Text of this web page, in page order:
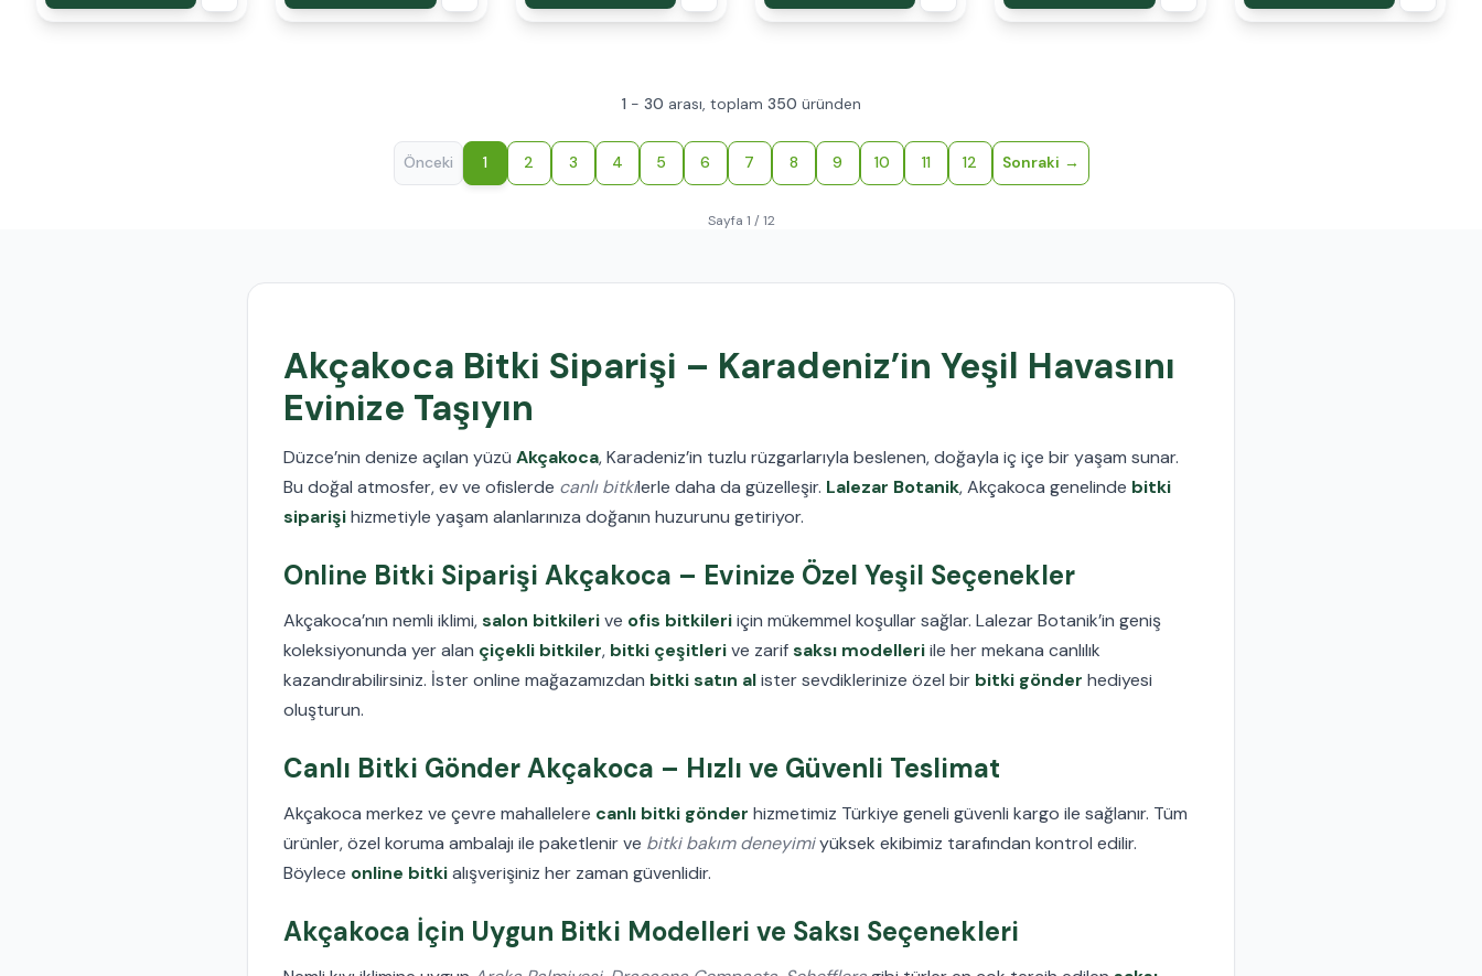
1 - 30 arası, toplam 350 üründen
Önceki 1 2 3 4 5 6 7 8 9 10 11 12 Sonraki
Sayfa 1 / 12
Akçakoca Bitki Siparişi – Karadeniz’in Yeşil Havasını
Evinize Taşıyın
Düzce’nin denize açılan yüzü Akçakoca, Karadeniz’in tuzlu rüzgarlarıyla beslenen, doğayla iç içe bir yaşam sunar.
Bu doğal atmosfer, ev ve ofislerde canlı bitkilerle daha da güzelleşir. Lalezar Botanik, Akçakoca genelinde bitki
siparişihizmetiyle yaşam alanlarınıza doğanın huzurunu getiriyor.
Online Bitki Siparişi Akçakoca – Evinize Özel Yeşil Seçenekler
Akçakoca’nın nemli iklimi,salon bitkilerive ofis bitkileriiçin mükemmel koşullar sağlar. Lalezar Botanik’in geniş
koleksiyonunda yer alan çiçekli bitkiler, bitki çeşitlerive zarifsaksı modelleriile her mekana canlılık
kazandırabilirsiniz. İster online mağazamızdan bitki satın alister sevdiklerinize özel bir bitki gönder hediyesi
oluşturun.
Canlı Bitki Gönder Akçakoca – Hızlı ve Güvenli Teslimat
Akçakoca merkez ve çevre mahallelere canlı bitki gönder hizmetimiz Türkiye geneli güvenli kargo ile sağlanır. Tüm
ürünler, özel koruma ambalajı ile paketlenir ve bitki bakım deneyimiyüksek ekibimiz tarafından kontrol edilir.
Böylece online bitkialışverişiniz her zaman güvenlidir.
Akçakoca İçin Uygun Bitki Modelleri ve Saksı Seçenekleri